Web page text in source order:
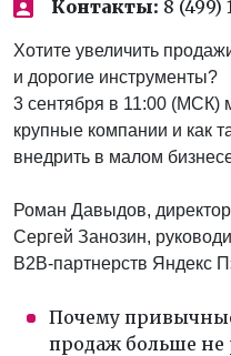
Контакты: 8 (499)
Хотите увеличить
и дорогие инструменты?
3 сентября в 11:00 (МСК)
крупные компании и как
внедрить в малом
Роман Давыдов,
Сергей Занозин,
B2B-партнерств Яндекс
Почему
продаж больше не